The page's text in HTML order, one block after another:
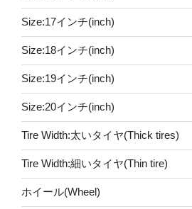
Size:17インチ(inch)
Size:18インチ(inch)
Size:19インチ(inch)
Size:20インチ(inch)
Tire Width:太いタイヤ(Thick tires)
Tire Width:細いタイヤ(Thin tire)
ホイール(Wheel)